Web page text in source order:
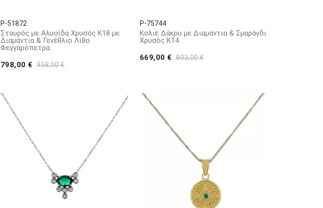
P-51872
Σταυρός με Αλυσίδα Χρυσός Κ18 με
Διαμάντια & Γενέθλιο Λίθο
Φεγγαρόπετρα
798,00 € 958,00 €
P-75744
Κολιέ Δάκρυ με Διαμάντια & Σμαράγδι
Χρυσός Κ14
669,00 € 803,00 €